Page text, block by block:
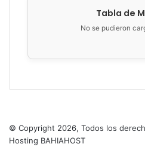
Tabla de
No se pudieron
© Copyright 2026, Todos los
Hosting BAHIAHOST